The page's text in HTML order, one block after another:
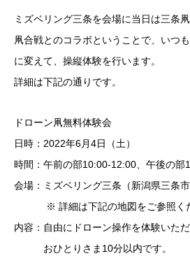
ミズベリング三条を会場に当日は三条
凧合戦とのコラボということで、いつ
に変えて、操縦体験を行います。
詳細は下記の通りです。
ドローン凧無料体験会
日時：2022年6月4日（土）
時間：午前の部10:00-12:00、午後の部
会場：ミズベリング三条（新潟県三条
※ 詳細は下記の地図をご参照く
内容：自由にドローン操作を体験いただ
おひとりさま10分以内です。